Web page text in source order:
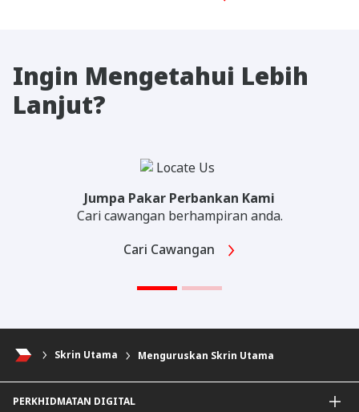
Ingin Mengetahui Lebih
Lanjut?
Jumpa Pakar Perbankan Kami
Cari cawangan berhampiran anda.
Cari Cawangan
Skrin Utama Menguruskan Skrin Utama
PERKHIDMATAN DIGITAL